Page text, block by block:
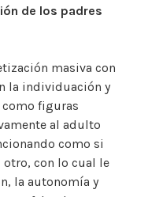
de los padres
masiva con
la individuación y
figuras
al adulto
como si
con lo cual le
la autonomía y